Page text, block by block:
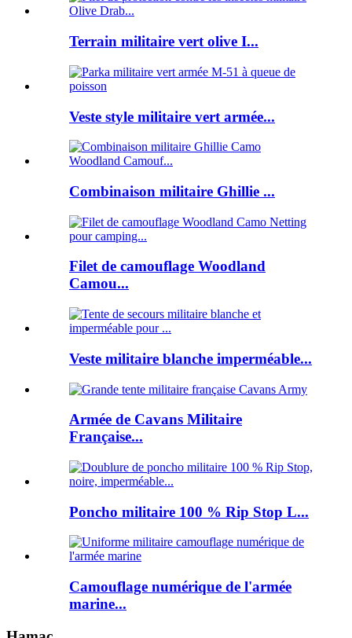
Terrain militaire vert olive I...
Veste style militaire vert armée...
Combinaison militaire Ghillie ...
Filet de camouflage Woodland
Camou...
Veste militaire blanche imperméable...
Armée de Cavans Militaire
Française...
Poncho militaire 100 % Rip Stop L...
Camouflage numérique de l'armée
marine...